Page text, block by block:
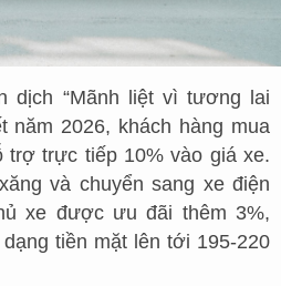
dịch “Mãnh liệt vì tương lai
năm 2026, khách hàng mua
trực tiếp 10% vào giá xe.
và chuyển sang xe điện
xe được ưu đãi thêm 3%,
tiền mặt lên tới 195-220